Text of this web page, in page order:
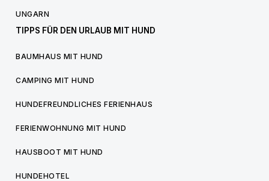
UNGARN
TIPPS FÜR DEN URLAUB MIT HUND
BAUMHAUS MIT HUND
CAMPING MIT HUND
HUNDEFREUNDLICHES FERIENHAUS
FERIENWOHNUNG MIT HUND
HAUSBOOT MIT HUND
HUNDEHOTEL